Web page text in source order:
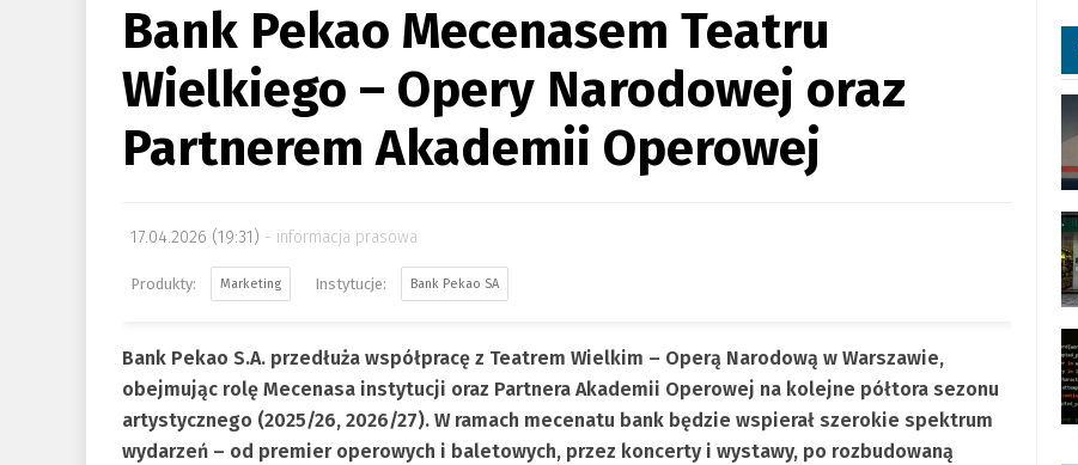
Bank Pekao Mecenasem Teatru
Wielkiego – Opery Narodowej oraz
Partnerem Akademii Operowej
17.04.2026 (19:31) informacja prasowa
Marketing Bank Pekao SA
Bank Pekao S.A. przedłuża współpracę z Teatrem Wielkim – Operą Narodową w Warszawie,
obejmując rolę Mecenasa instytucji oraz Partnera Akademii Operowej na kolejne półtora sezonu
artystycznego (2025/26, 2026/27). W ramach mecenatu bank będzie wspierał szerokie spektrum
wydarzeń – od premier operowych i baletowych, przez koncerty i wystawy, po rozbudowaną